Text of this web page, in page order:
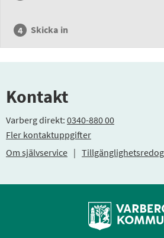
Skicka in
Kontakt
Varberg direkt: 0340-880 00
Fler kontaktuppgifter
Om självservice |